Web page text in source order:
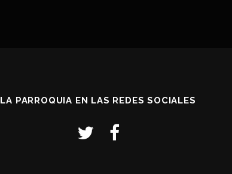
LA PARROQUIA EN LAS REDES SOCIALES